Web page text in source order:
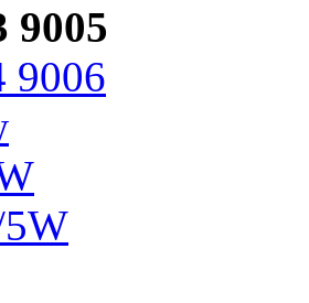
9005
9006